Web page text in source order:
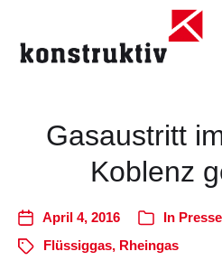
Gasaustritt
Koblenz
April 4, 2016 In
Flüssiggas, Rheingas